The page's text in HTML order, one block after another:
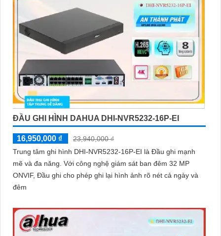
ĐẦU GHI HÌNH DAHUA DHI-NVR5232-16P-EI
16,950,000 ₫
23,940,000 ₫
Trung tâm ghi hình DHI-NVR5232-16P-EI là Đầu ghi mạnh
mẽ và đa năng. Với công nghệ giám sát ban đêm 32 MP
ONVIF, Đầu ghi cho phép ghi lại hình ảnh rõ nét cả ngày và
đêm